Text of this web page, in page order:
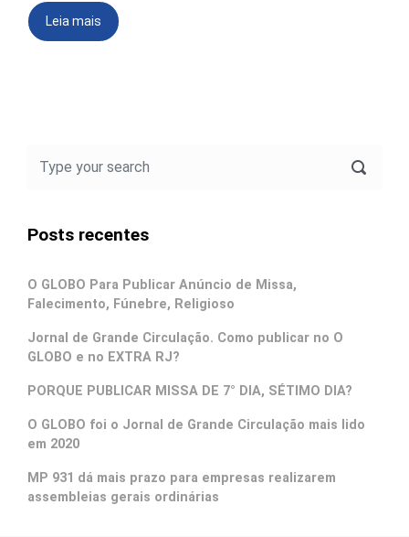
Leia mais
Posts recentes
O GLOBO Para Publicar Anúncio de Missa,
Falecimento, Fúnebre, Religioso
Jornal de Grande Circulação. Como publicar no O
GLOBO e no EXTRA RJ?
PORQUE PUBLICAR MISSA DE 7° DIA, SÉTIMO DIA?
O GLOBO foi o Jornal de Grande Circulação mais lido
em 2020
MP 931 dá mais prazo para empresas realizarem
assembleias gerais ordinárias